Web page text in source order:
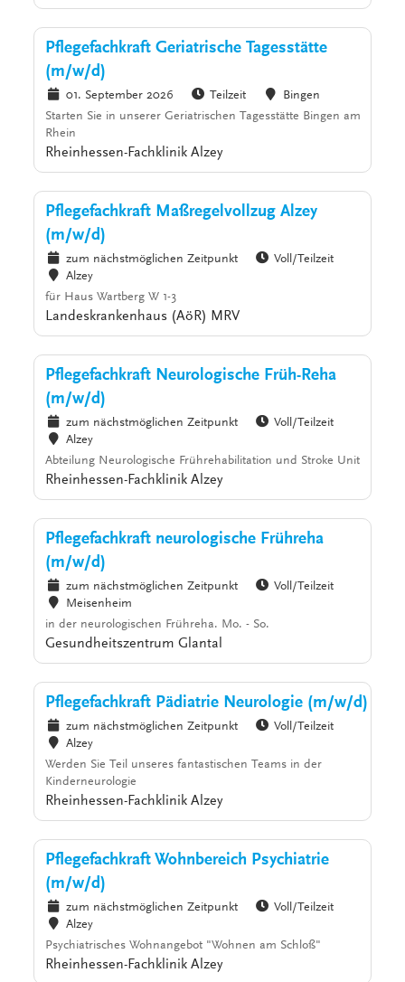
Pflegefachkraft Geriatrische Tagesstätte
(m/w/d)
01. September 2026 Teilzeit
Bingen
Starten Sie in unserer Geriatrischen Tagesstätte Bingen am
Rhein
Rheinhessen-Fachklinik Alzey
Pflegefachkraft Maßregelvollzug Alzey
(m/w/d)
zum nächstmöglichen Zeitpunkt
Voll/Teilzeit
Alzey
für Haus Wartberg W 1-3
Landeskrankenhaus (AöR) MRV
Pflegefachkraft Neurologische Früh-Reha
(m/w/d)
zum nächstmöglichen Zeitpunkt
Voll/Teilzeit
Alzey
Abteilung Neurologische Frührehabilitation und Stroke Unit
Rheinhessen-Fachklinik Alzey
Pflegefachkraft neurologische Frühreha
(m/w/d)
zum nächstmöglichen Zeitpunkt
Voll/Teilzeit
Meisenheim
in der neurologischen Frühreha. Mo. - So.
Gesundheitszentrum Glantal
Pflegefachkraft Pädiatrie Neurologie (m/w/d)
zum nächstmöglichen Zeitpunkt
Voll/Teilzeit
Alzey
Werden Sie Teil unseres fantastischen Teams in der
Kinderneurologie
Rheinhessen-Fachklinik Alzey
Pflegefachkraft Wohnbereich Psychiatrie
(m/w/d)
zum nächstmöglichen Zeitpunkt
Voll/Teilzeit
Alzey
Psychiatrisches Wohnangebot "Wohnen am Schloß"
Rheinhessen-Fachklinik Alzey